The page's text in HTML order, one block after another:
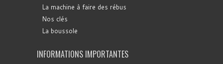
La machine à faire des rébus
Nos clés
La boussole
INFORMATIONS IMPORTANTES